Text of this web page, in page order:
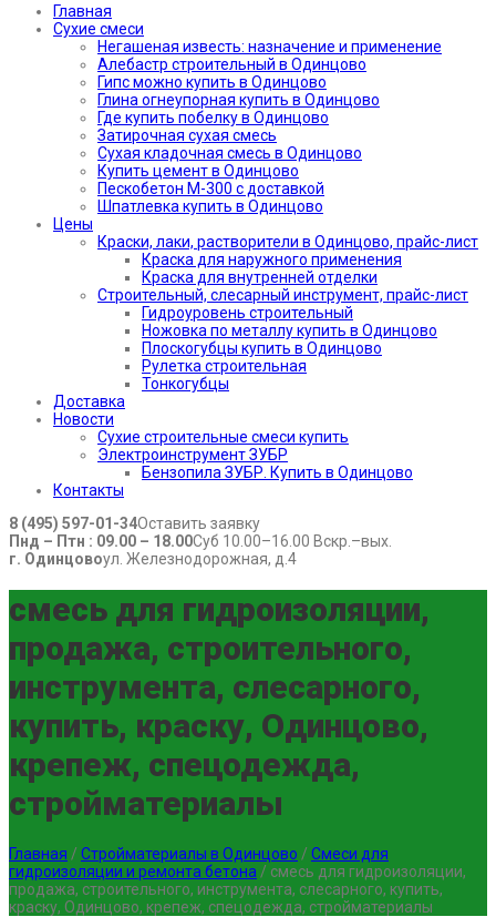
Главная
Сухие смеси
Негашеная известь: назначение и применение
Алебастр строительный в Одинцово
Гипс можно купить в Одинцово
Глина огнеупорная купить в Одинцово
Где купить побелку в Одинцово
Затирочная сухая смесь
Сухая кладочная смесь в Одинцово
Купить цемент в Одинцово
Пескобетон М-300 с доставкой
Шпатлевка купить в Одинцово
Цены
Краски, лаки, растворители в Одинцово, прайс-лист
Краска для наружного применения
Краска для внутренней отделки
Строительный, слесарный инструмент, прайс-лист
Гидроуровень строительный
Ножовка по металлу купить в Одинцово
Плоскогубцы купить в Одинцово
Рулетка строительная
Тонкогубцы
Доставка
Новости
Сухие строительные смеси купить
Электроинструмент ЗУБР
Бензопила ЗУБР. Купить в Одинцово
Контакты
8 (495) 597-01-34Оставить заявку
Пнд – Птн : 09.00 – 18.00Суб 10.00–16.00 Вскр.–вых.
г. Одинцовоул. Железнодорожная, д.4
смесь для гидроизоляции,
продажа, строительного,
инструмента, слесарного,
купить, краску, Одинцово,
крепеж, спецодежда,
стройматериалы
Главная / Стройматериалы в Одинцово / Смеси для
гидроизоляции и ремонта бетона / смесь для гидроизоляции,
продажа, строительного, инструмента, слесарного, купить,
краску, Одинцово, крепеж, спецодежда, стройматериалы